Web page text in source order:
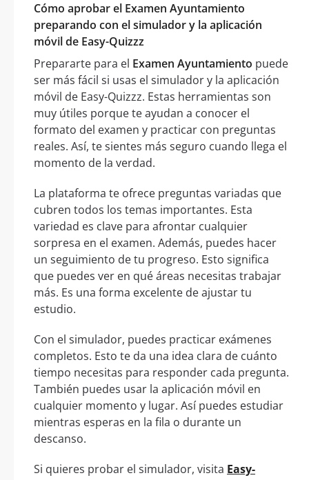
Cómo aprobar el Examen Ayuntamiento
preparando con el simulador y la aplicación
móvil de Easy-Quizzz
Prepararte para el Examen Ayuntamiento puede
ser más fácil si usas el simulador y la aplicación
móvil de Easy-Quizzz. Estas herramientas son
muy útiles porque te ayudan a conocer el
formato del examen y practicar con preguntas
reales. Así, te sientes más seguro cuando llega el
momento de la verdad.
La plataforma te ofrece preguntas variadas que
cubren todos los temas importantes. Esta
variedad es clave para afrontar cualquier
sorpresa en el examen. Además, puedes hacer
un seguimiento de tu progreso. Esto significa
que puedes ver en qué áreas necesitas trabajar
más. Es una forma excelente de ajustar tu
estudio.
Con el simulador, puedes practicar exámenes
completos. Esto te da una idea clara de cuánto
tiempo necesitas para responder cada pregunta.
También puedes usar la aplicación móvil en
cualquier momento y lugar. Así puedes estudiar
mientras esperas en la fila o durante un
descanso.
Si quieres probar el simulador, visita Easy-